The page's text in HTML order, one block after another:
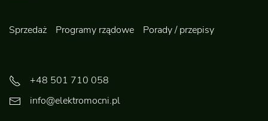
Sprzedaż Programy rządowe Porady / przepisy
+48 501 710 058
info@elektromocni.pl